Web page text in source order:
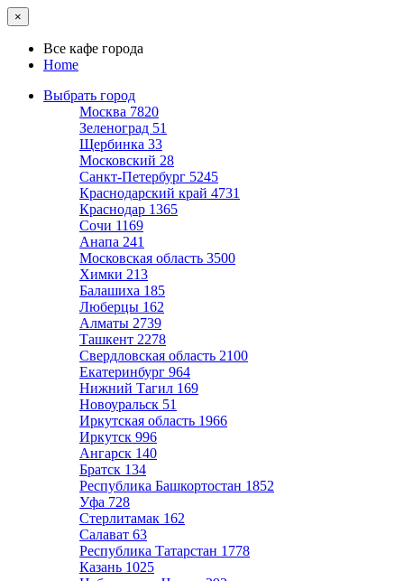
×
Все кафе города
Home
Выбрать город
Москва 7820
Зеленоград 51
Щербинка 33
Московский 28
Санкт-Петербург 5245
Краснодарский край 4731
Краснодар 1365
Сочи 1169
Анапа 241
Московская область 3500
Химки 213
Балашиха 185
Люберцы 162
Алматы 2739
Ташкент 2278
Свердловская область 2100
Екатеринбург 964
Нижний Тагил 169
Новоуральск 51
Иркутская область 1966
Иркутск 996
Ангарск 140
Братск 134
Республика Башкортостан 1852
Уфа 728
Стерлитамак 162
Салават 63
Республика Татарстан 1778
Казань 1025